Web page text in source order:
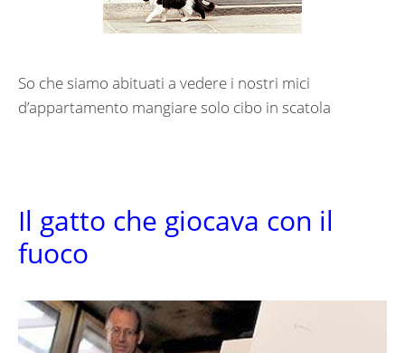
So che siamo abituati a vedere i nostri mici
d’appartamento mangiare solo cibo in scatola
Il gatto che giocava con il
fuoco